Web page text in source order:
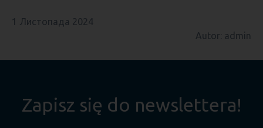
1 Листопада 2024
Autor: admin
Zapisz się do newslettera!